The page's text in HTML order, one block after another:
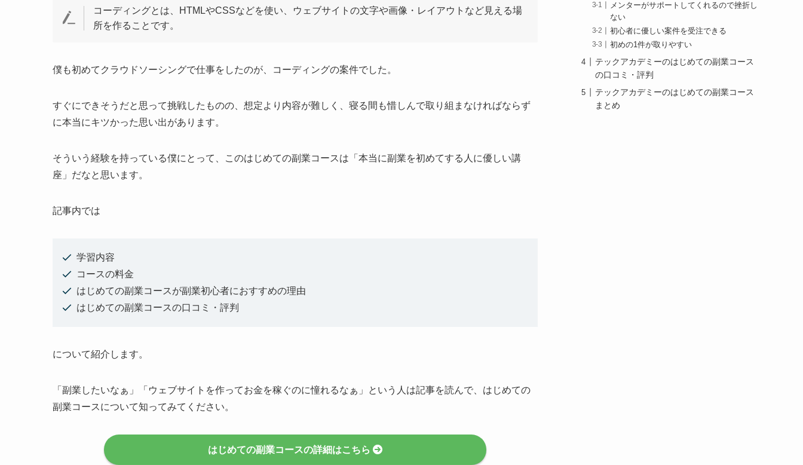
コーディングとは、HTMLやCSSなどを使い、ウェブサイトの文字や画像・レイアウトなど見える場
所を作ることです。
僕も初めてクラウドソーシングで仕事をしたのが、コーディングの案件でした。
すぐにできそうだと思って挑戦したものの、想定より内容が難しく、寝る間も惜しんで取り組まなければならず
に本当にキツかった思い出があります。
そういう経験を持っている僕にとって、このはじめての副業コースは「本当に副業を初めてする人に優しい講
座」だなと思います。
記事内では
学習内容
コースの料金
はじめての副業コースが副業初心者におすすめの理由
はじめての副業コースの口コミ・評判
について紹介します。
「副業したいなぁ」「ウェブサイトを作ってお金を稼ぐのに憧れるなぁ」という人は記事を読んで、はじめての
副業コースについて知ってみてください。
はじめての副業コースの詳細はこちら
メンターがサポートしてくれるので挫折し
ない
初心者に優しい案件を受注できる
初めの1件が取りやすい
テックアカデミーのはじめての副業コース
の口コミ・評判
テックアカデミーのはじめての副業コース
まとめ